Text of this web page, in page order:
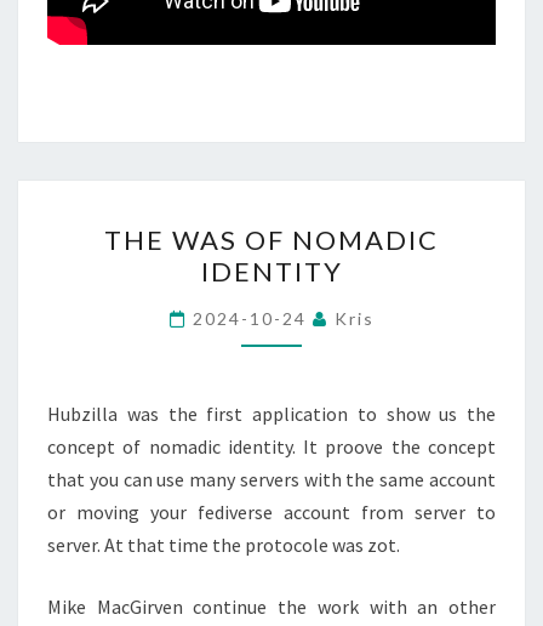
WAS
OF
NOMADIC
IDENTITY
THE WAS OF NOMADIC
IDENTITY
2024-10-24 Kris
Hubzilla was the first application to show us the
concept of nomadic identity. It proove the concept
that you can use many servers with the same account
or moving your fediverse account from server to
server. At that time the protocole was zot.
Mike MacGirven continue the work with an other